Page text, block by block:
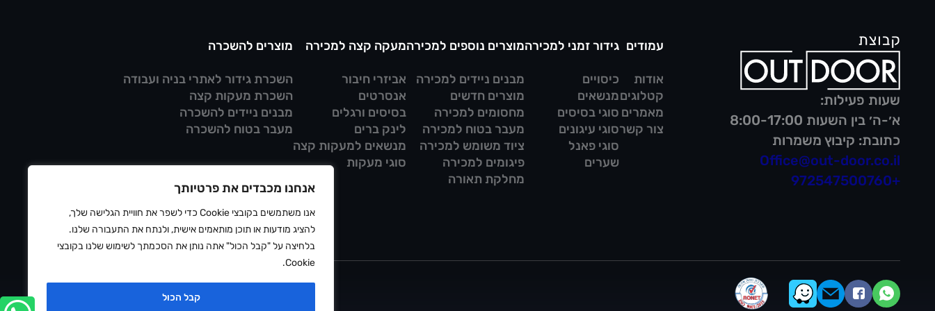
אנחנו מכבדים את פרטיותך
אנו משתמשים בקובצי Cookie כדי לשפר את חוויית הגלישה שלך,
להציג מודעות או תוכן מותאמים אישית, ולנתח את התעבורה שלנו.
בלחיצה על "קבל הכול" אתה נותן את הסכמתך לשימוש שלנו בקובצי
Cookie.
קבל הכול
שעות פעילות:
א׳-ה׳ בין השעות 8:00-17:00
כתובת: קיבוץ משמרות
Office@out-door.co.il
+972547500760
עמודים
אודות
קטלוגים
מאמרים
צור קשר
גידור זמני למכירה
כיסויים
מנשאים
סוגי בסיסים
סוגי עיגונים
סוגי פאנל
שערים
מוצרים נוספים למכירה
מבנים ניידים למכירה
מוצרים חדשים
מחסומים למכירה
מעבר בטוח למכירה
ציוד משומש למכירה
פיגומים למכירה
מחלקת תאורה
מעקה קצה למכירה
אביזרי חיבור
אנסרטים
בסיסים ורגלים
לינק ברים
מנשאים למעקות קצה
סוגי מעקות
מוצרים להשכרה
השכרת גידור לאתרי בניה ועבודה
השכרת מעקות קצה
מבנים ניידים להשכרה
מעבר בטוח להשכרה
הצהרת נגישות